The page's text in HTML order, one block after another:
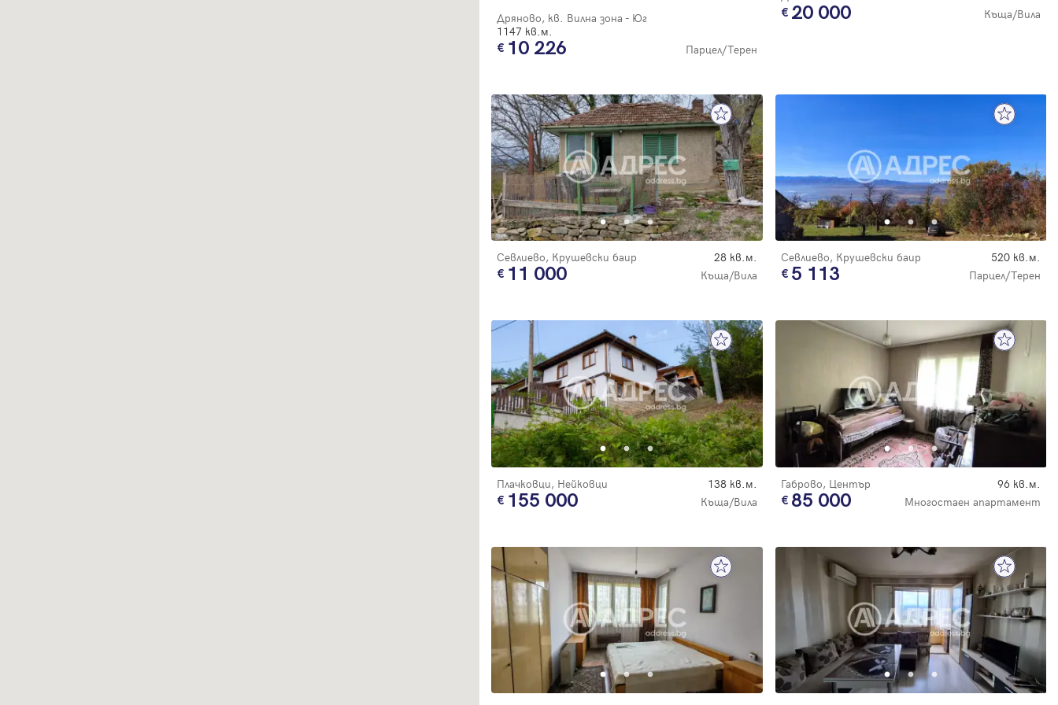
Дряново, кв. Вилна зона - Юг
1147 кв.м.
10 226 Парцел/Терен
20 000 Къща/Вила
Севлиево, Крушевски баир 28 кв.м.
11 000 Къща/Вила
Севлиево, Крушевски баир 520 кв.м.
5 113 Парцел/Терен
Плачковци, Нейковци 138 кв.м.
155 000 Къща/Вила
Габрово, Център 96 кв.м.
85 000 Многостаен апартамент